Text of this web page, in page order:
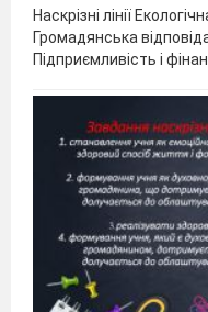
Наскрізні лінії
Громадянська
Підприємливість і